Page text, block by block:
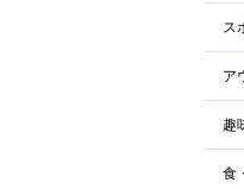
ス
ア
趣
食